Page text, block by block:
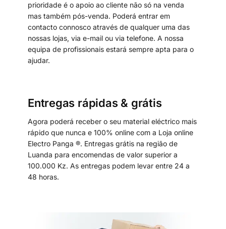
prioridade é o apoio ao cliente não só na venda
mas também pós-venda. Poderá entrar em
contacto connosco através de qualquer uma das
nossas lojas, via e-mail ou via telefone. A nossa
equipa de profissionais estará sempre apta para o
ajudar.
Entregas rápidas & grátis
Agora poderá receber o seu material eléctrico mais
rápido que nunca e 100% online com a Loja online
Electro Panga ®. Entregas grátis na região de
Luanda para encomendas de valor superior a
100.000 Kz. As entregas podem levar entre 24 a
48 horas.